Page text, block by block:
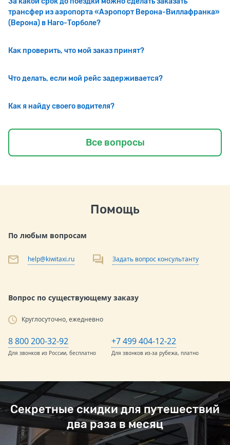
трансфер из аэропорта «Аэропорт Верона-Виллафранка»
(Верона) в Наго-Торболе?
Как проверить, что мой заказ принят?
Что делать, если мой рейс задерживается?
Как я найду своего водителя?
Все вопросы
Помощь
По любым вопросам
help@kiwitaxi.ru Задать вопрос консультанту
Вопрос по существующему заказу
Круглосуточно, ежедневно
8 800 200-32-92
Для звонков из России, бесплатно
+7 499 404-12-22
Для звонков из-за рубежа, платно
Секретные скидки для путешествий
два раза в месяц